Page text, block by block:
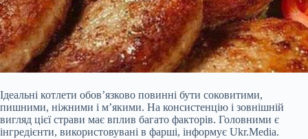
Ідеальні котлети обов’язково повинні бути соковитими,
пишними, ніжними і м’якими. На консистенцію і зовнішній
вигляд цієї страви має вплив багато факторів. Головними є
інгредієнти, використовувані в фарші, інформує Ukr.Media.